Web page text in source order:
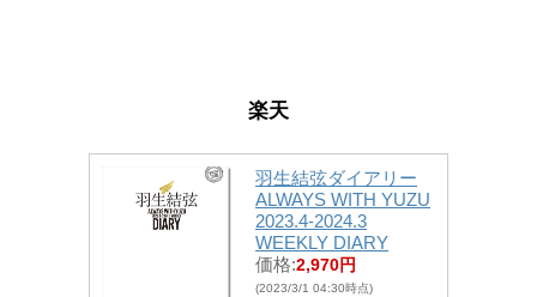
楽天
羽生結弦ダイアリー
ALWAYS WITH YUZU
2023.4-2024.3
WEEKLY DIARY
価格:2,970円
(2023/3/1 04:30時点)